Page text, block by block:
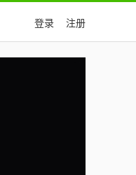
登录 注册